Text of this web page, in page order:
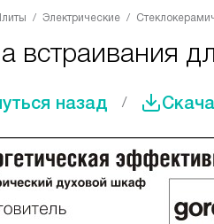
Электрические
встраивания
назад